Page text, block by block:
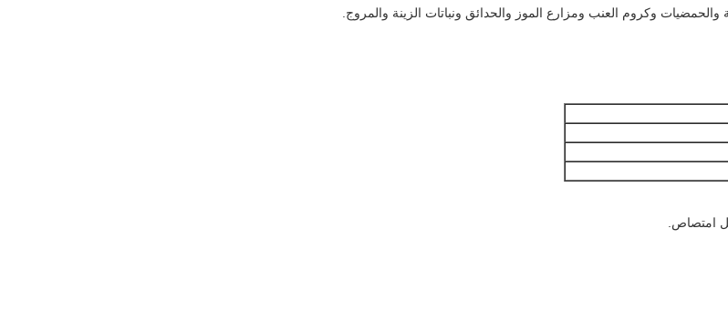
وكروم العنب ومزارع الموز والحدائق ونباتات الزينة والمروج.